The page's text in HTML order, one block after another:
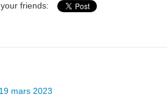
friends:
mars 2023